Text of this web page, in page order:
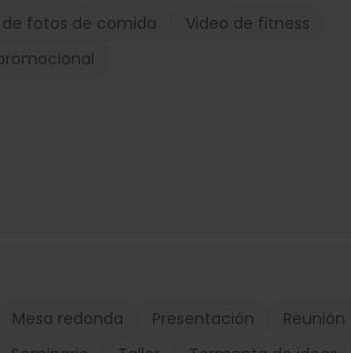
de fotos de comida
Video de fitness
Mesa redonda Presentación
Reunión